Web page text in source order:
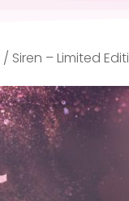
/ Siren – Limited